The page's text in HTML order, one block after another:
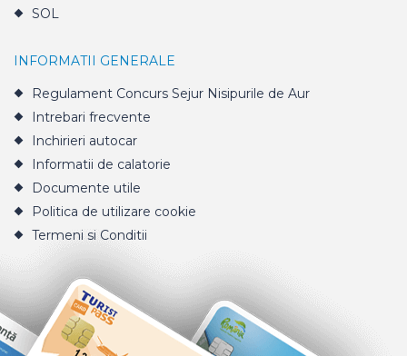
SOL
INFORMATII GENERALE
Regulament Concurs Sejur Nisipurile de Aur
Intrebari frecvente
Inchirieri autocar
Informatii de calatorie
Documente utile
Politica de utilizare cookie
Termeni si Conditii